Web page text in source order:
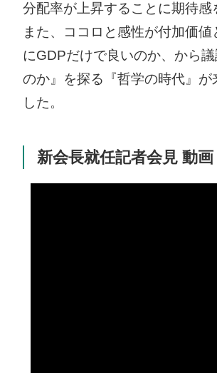
分配率が上昇することに期待感
また、ココロと感性が付加価
にGDPだけで良いのか、から
のか』を探る『哲学の時代』
した。
新会長就任記者会見 動画